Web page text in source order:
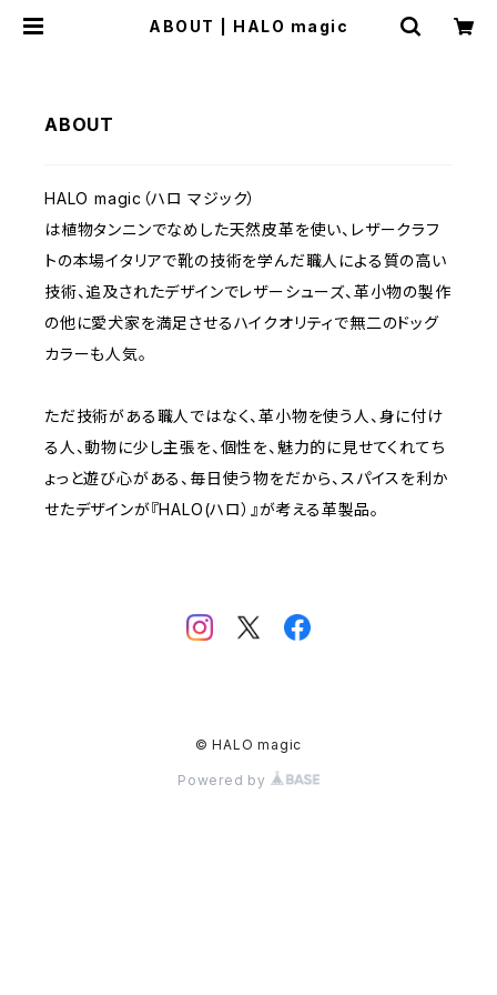
ABOUT | HALO magic
ABOUT
HALO magic（ハロ マジック）
は植物タンニンでなめした天然皮革を使い、レザークラフ
トの本場イタリアで靴の技術を学んだ職人による質の高い
技術、追及されたデザインでレザーシューズ、革小物の製作
の他に愛犬家を満足させるハイクオリティで無二のドッグ
カラーも人気。
ただ技術がある職人ではなく、革小物を使う人、身に付け
る人、動物に少し主張を、個性を、魅力的に見せてくれてち
ょっと遊び心がある、毎日使う物をだから、スパイスを利か
せたデザインが『HALO(ハロ）』が考える革製品。
© HALO magic
Powered by